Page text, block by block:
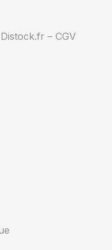
– CGV